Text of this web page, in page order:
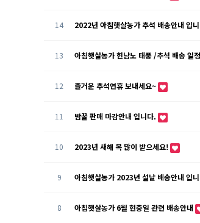
14 2022년 아침햇살농가 추석 배송안내 입
13 아침햇살농가 힌남노 태풍 /추석 배송 일
12 즐거운 추석연휴 보내세요~
11 밤꿀 판매 마감안내 입니다.
10 2023년 새해 복 많이 받으세요!
9 아침햇살농가 2023년 설날 배송안내 입
8 아침햇살농가 6월 현충일 관련 배송안내